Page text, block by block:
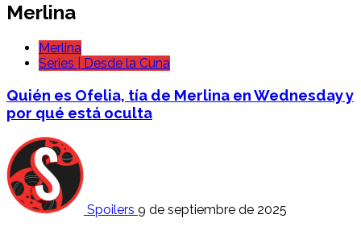
Merlina
Merlina
Series | Desde la Cuna
Quién es Ofelia, tía de Merlina en Wednesday y
por qué está oculta
Spoilers 9 de septiembre de 2025